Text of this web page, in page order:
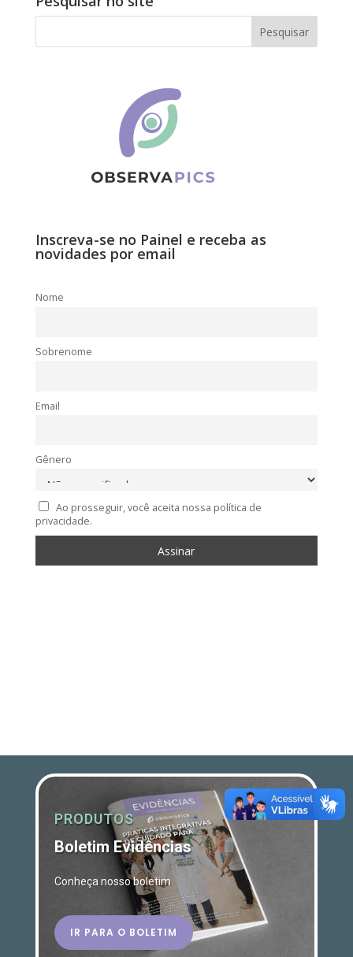
Inscreva-se no Painel e receba as
novidades por email
Nome
Sobrenome
Email
Gênero
Ao prosseguir, você aceita nossa política de
privacidade.
PRODUTOS
Boletim Evidências
Conheça nosso boletim
IR PARA O BOLETIM